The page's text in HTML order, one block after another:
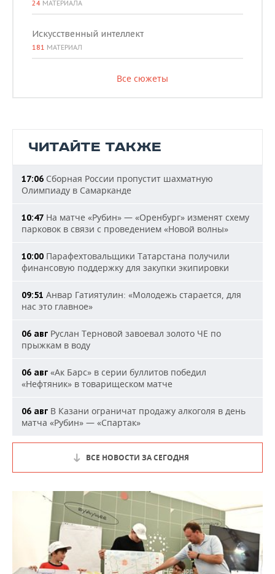
24 МАТЕРИАЛА
Искусственный интеллект
181 МАТЕРИАЛ
Все сюжеты
ЧИТАЙТЕ ТАКЖЕ
17:06 Сборная России пропустит шахматную
Олимпиаду в Самарканде
10:47 На матче «Рубин» — «Оренбург» изменят схему
парковок в связи с проведением «Новой волны»
10:00 Парафехтовальщики Татарстана получили
финансовую поддержку для закупки экипировки
09:51 Анвар Гатиятулин: «Молодежь старается, для
нас это главное»
06 авг Руслан Терновой завоевал золото ЧЕ по
прыжкам в воду
06 авг «Ак Барс» в серии буллитов победил
«Нефтяник» в товарищеском матче
06 авг В Казани ограничат продажу алкоголя в день
матча «Рубин» — «Спартак»
ВСЕ НОВОСТИ ЗА СЕГОДНЯ